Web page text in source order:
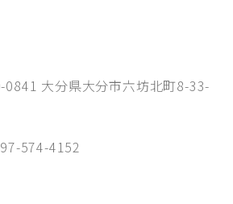
0841 大分県大分市六坊北町8-33-
574-4152